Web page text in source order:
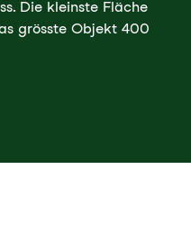
Die kleinste Fläche
grösste Objekt 400